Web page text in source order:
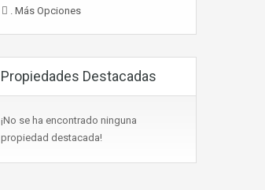
. Más Opciones
Propiedades Destacadas
¡No se ha encontrado ninguna
propiedad destacada!